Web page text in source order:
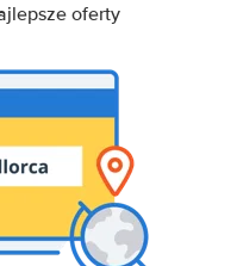
oferty